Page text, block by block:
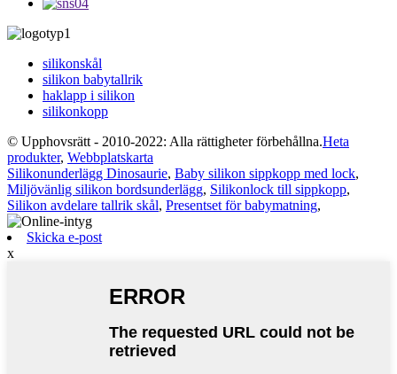
silikonskål
silikon babytallrik
haklapp i silikon
silikonkopp
© Upphovsrätt - 2010-2022: Alla rättigheter förbehållna.Heta
produkter, Webbplatskarta
Silikonunderlägg Dinosaurie, Baby silikon sippkopp med lock,
Miljövänlig silikon bordsunderlägg, Silikonlock till sippkopp,
Silikon avdelare tallrik skål, Presentset för babymatning,
Skicka e-post
x